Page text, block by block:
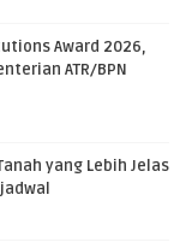
Award 2026,
ATR/BPN
yang Lebih Jelas